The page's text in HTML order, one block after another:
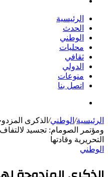
الرئيسية
الحدث
الوطني
محليات
ثقافي
الدولي
منوعات
اتصل بنا
الرئيسية/ الوطني/ الذكرى
ومؤتمر الصومام: تجسيد
التحريرية وقادتها
الوطني